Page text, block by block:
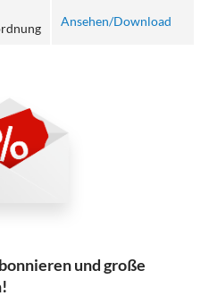
Ansehen/Download
und große